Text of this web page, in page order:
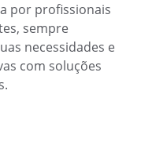
por profissionais
sempre
necessidades e
com soluções